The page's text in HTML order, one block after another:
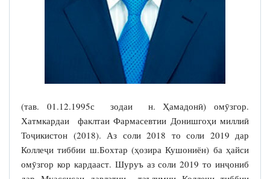
(тав. 01.12.1995с зодаи н. Ҳамадонӣ) омӯзгор.
Хатмкардаи факлтаи Фармасевтии Донишгоҳи миллиӣ
Тоҷикистон (2018). Аз соли 2018 то соли 2019 дар
Коллеҷи тиббии ш.Бохтар (ҳозира Кушониён) ба ҳайси
омӯзгор кор кардааст. Шуруъ аз соли 2019 то инҷониб